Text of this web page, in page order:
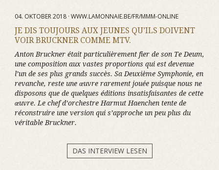
04. OKTOBER 2018 · WWW.LAMONNAIE.BE/FR/MMM-ONLINE
JE DIS TOUJOURS AUX JEUNES QU’ILS DOIVENT
VOIR BRUCKNER COMME MTV.
Anton Bruckner était particulièrement fier de son Te Deum,
une composition aux vastes proportions qui est devenue
l’un de ses plus grands succès. Sa Deuxième Symphonie, en
revanche, reste une œuvre rarement jouée puisque nous ne
disposons que de quelques éditions insatisfaisantes de cette
œuvre. Le chef d’orchestre Harmut Haenchen tente de
réconstruire une version qui s’approche un peu plus du
véritable Bruckner.
DAS INTERVIEW LESEN